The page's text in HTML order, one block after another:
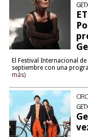
El Festival Internacional
septiembre con una
más)